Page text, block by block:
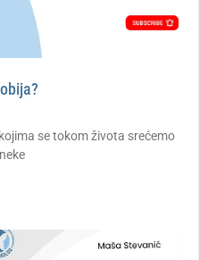
se tokom života srećemo